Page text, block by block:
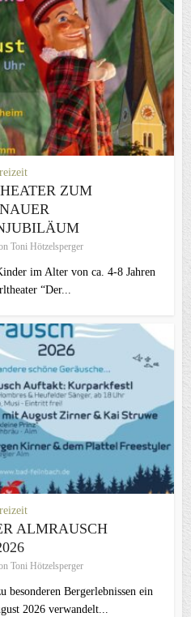
ZUM
Toni Hötzelsperger
im Alter von ca. 4-8 Jahren
“Der...
ALMRAUSCH
Toni Hötzelsperger
besonderen Bergerlebnissen ein
2026 verwandelt...